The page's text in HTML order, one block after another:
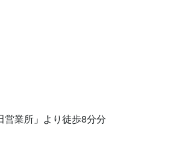
営業所」より徒歩8分分